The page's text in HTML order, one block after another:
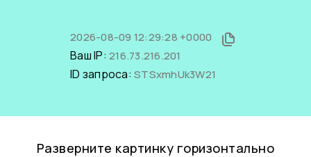
2026-08-09 12:29:28 +0000
Ваш IP: 216.73.216.201
ID запроса: STSxmhUk3W21
Разверните картинку горизонтально